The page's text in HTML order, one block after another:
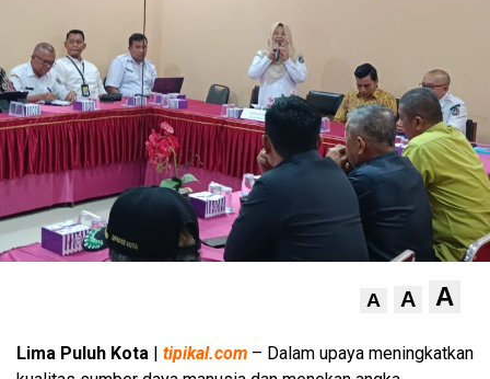
A A A
Lima Puluh Kota | tipikal.com – Dalam upaya meningkatkan